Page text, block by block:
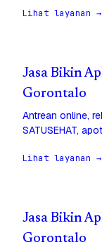
Lihat layanan →
Jasa Bikin
Gorontalo
Antrean online,
SATUSEHAT,
Lihat layanan →
Jasa Bikin
Gorontalo